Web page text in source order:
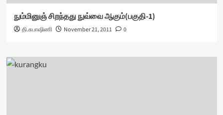
நும்மினுஞ் சிறந்தது நுவ்வை ஆகும்(பகுதி-1)
தி.சுபாஷிணி November 21, 2011 0